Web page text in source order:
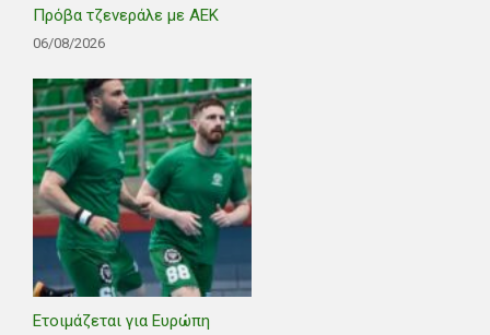
Πρόβα τζενεράλε με ΑΕΚ
06/08/2026
Ετοιμάζεται για Ευρώπη